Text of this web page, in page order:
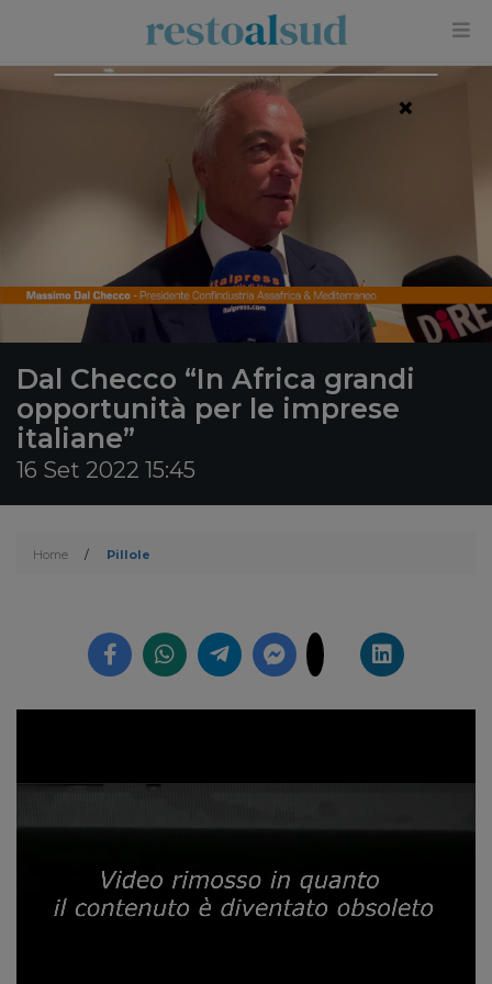
Dal Checco “In Africa grandi
opportunità per le imprese
italiane”
16 Set 2022 15:45
Home / Pillole
×